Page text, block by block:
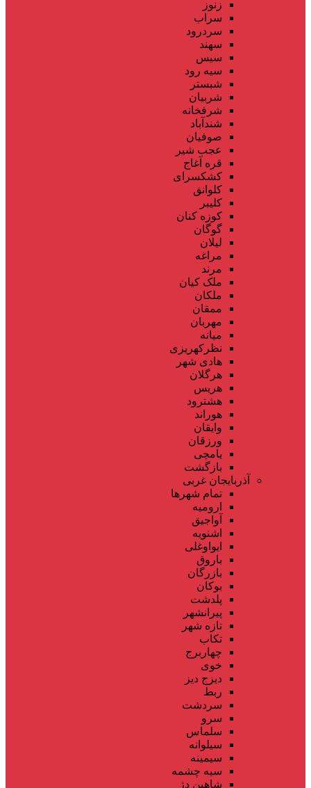
زنوز
سراب
سردرود
سهند
سیس
سیه رود
شبستر
شربیان
شرفخانه
شندآباد
صوفیان
عجب شیر
قره آغاج
کشکسرای
کلوانق
کلیبر
کوزه کنان
گوگان
لیلان
مراغه
مرند
ملک کیان
ملکان
ممقان
مهربان
میانه
نظرکهریزی
هادی شهر
هرگلان
هریس
هشترود
هوراند
وایقان
ورزقان
یامچی
بازگشت
آذربایجان غربی
تمام شهر‌ها
ارومیه
آواجیق
اشنویه
ایواوغلی
باروق
بازرگان
بوکان
پلدشت
پیرانشهر
تازه شهر
تکاب
چهاربرج
خوی
دیزج دیز
ربط
سردشت
سرو
سلماس
سیلوانه
سیمینه
سیه چشمه
شاهین دژ